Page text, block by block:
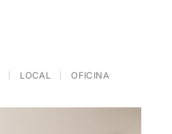
LOCAL OFICINA